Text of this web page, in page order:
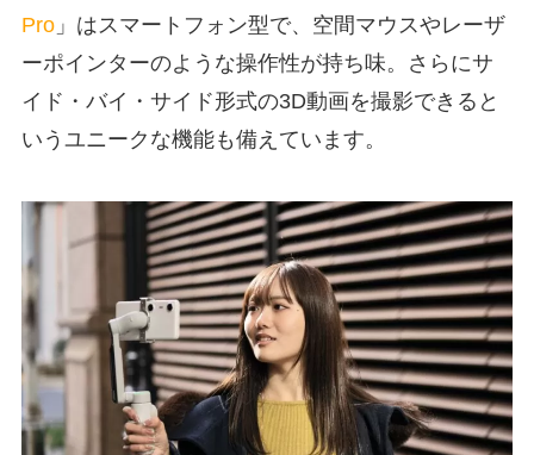
Pro」はスマートフォン型で、空間マウスやレーザ
ーポインターのような操作性が持ち味。さらにサ
イド・バイ・サイド形式の3D動画を撮影できると
いうユニークな機能も備えています。